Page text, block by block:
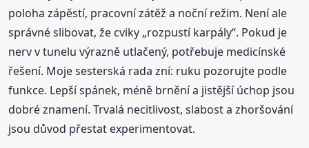
poloha zápěstí, pracovní zátěž a noční režim. Není ale
správné slibovat, že cviky „rozpustí karpály“. Pokud je
nerv v tunelu výrazně utlačený, potřebuje medicínské
řešení. Moje sesterská rada zní: ruku pozorujte podle
funkce. Lepší spánek, méně brnění a jistější úchop jsou
dobré znamení. Trvalá necitlivost, slabost a zhoršování
jsou důvod přestat experimentovat.